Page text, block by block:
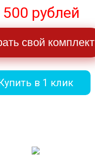
500 рублей
свой комплект
в 1 клик